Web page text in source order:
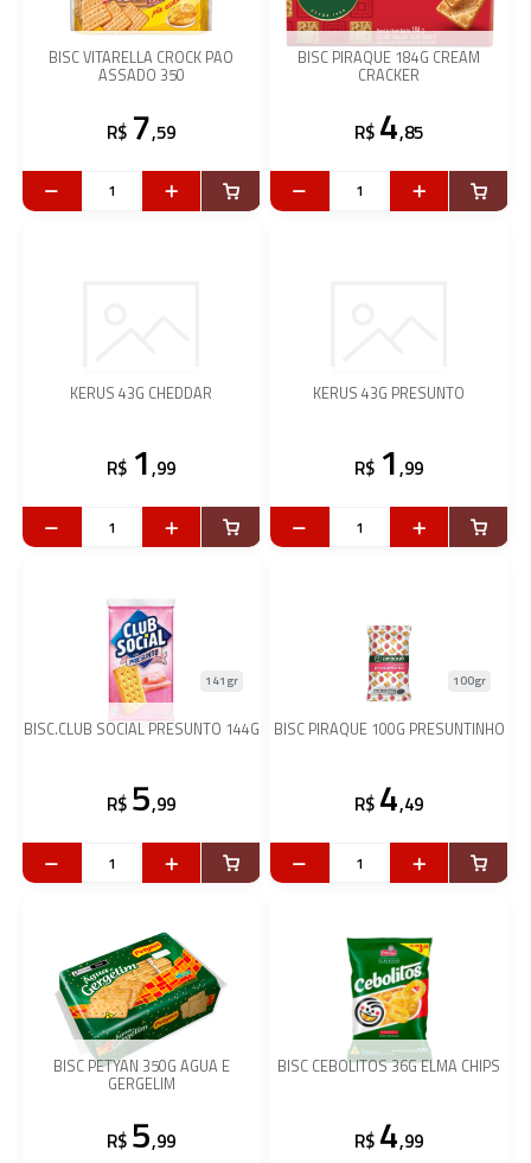
BISC VITARELLA CROCK PAO
ASSADO 350
R$ 7,59
BISC PIRAQUE 184G CREAM
CRACKER
R$ 4,85
KERUS 43G CHEDDAR
R$ 1,99
KERUS 43G PRESUNTO
R$ 1,99
BISC.CLUB SOCIAL PRESUNTO 144G
141gr
R$ 5,99
BISC PIRAQUE 100G PRESUNTINHO
100gr
R$ 4,49
BISC PETYAN 350G AGUA E
GERGELIM
R$ 5,99
BISC CEBOLITOS 36G ELMA CHIPS
R$ 4,99